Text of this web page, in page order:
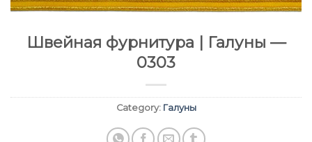
Швейная фурнитура | Галуны —
0303
Category: Галуны